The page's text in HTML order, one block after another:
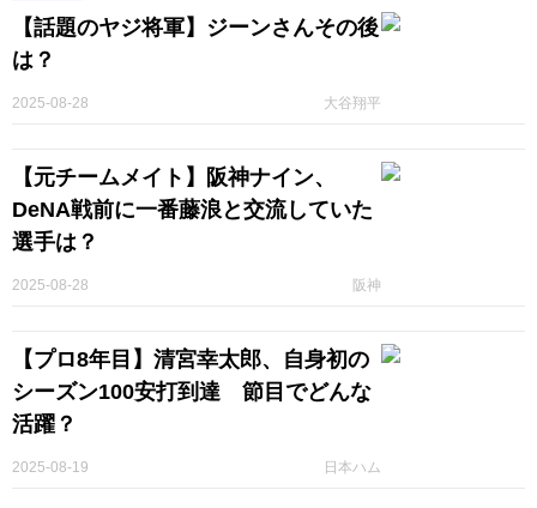
【話題のヤジ将軍】ジーンさんその後
は？
大谷翔平
2025-08-28
【元チームメイト】阪神ナイン、
DeNA戦前に一番藤浪と交流していた
選手は？
阪神
2025-08-28
【プロ8年目】清宮幸太郎、自身初の
シーズン100安打到達 節目でどんな
活躍？
日本ハム
2025-08-19